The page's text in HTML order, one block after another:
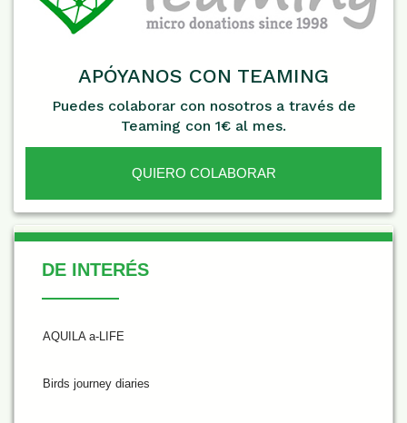
APÓYANOS CON TEAMING
Puedes colaborar con nosotros a través de
Teaming con 1€ al mes.
QUIERO COLABORAR
De Interés
DE INTERÉS
AQUILA a-LIFE
Birds journey diaries